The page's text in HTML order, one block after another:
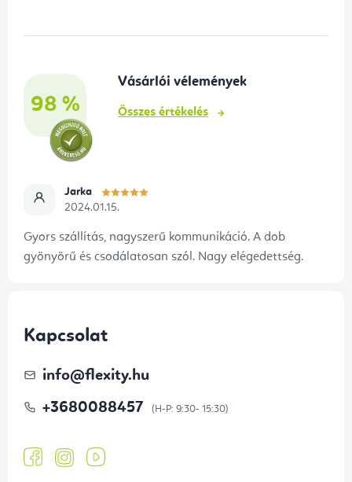
98 %
Vásárlói vélemények
Összes értékelés
Jarka
2024.01.15.
Gyors szállítás, nagyszerű kommunikáció. A dob
gyönyörű és csodálatosan szól. Nagy elégedettség.
Kapcsolat
info@flexity.hu
+3680088457